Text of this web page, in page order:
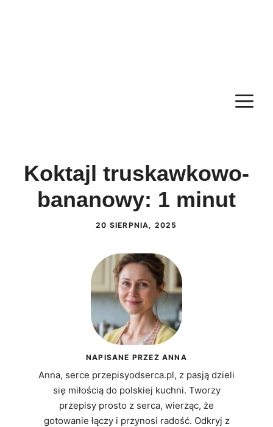
Koktajl truskawkowo-
bananowy: 1 minut
20 SIERPNIA, 2025
NAPISANE PRZEZ ANNA
Anna, serce przepisyodserca.pl, z pasją dzieli
się miłością do polskiej kuchni. Tworzy
przepisy prosto z serca, wierząc, że
gotowanie łączy i przynosi radość. Odkryj z